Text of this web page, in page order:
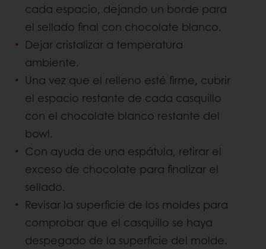
cada espacio, dejando un borde para
el sellado final con chocolate blanco.
Dejar cristalizar a temperatura
ambiente.
Una vez que el relleno esté firme, cubrir
el espacio restante de cada casquillo
con el chocolate blanco restante del
bowl.
Con ayuda de una espátula, retirar el
exceso de chocolate para finalizar el
sellado.
Revisar la superficie de los moldes para
comprobar que el casquillo se haya
despegado de la superficie del molde.